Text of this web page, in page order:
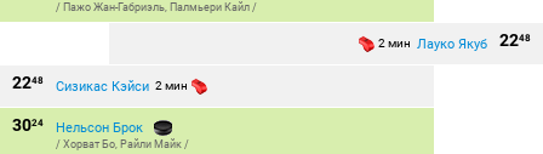
/ Пажо Жан-Габриэль, Палмьери Кайл /
2248
2 мин Лауко Якуб
2248 Сизикас Кэйси 2 мин
3024 Нельсон Брок
/ Хорват Бо, Райли Майк /